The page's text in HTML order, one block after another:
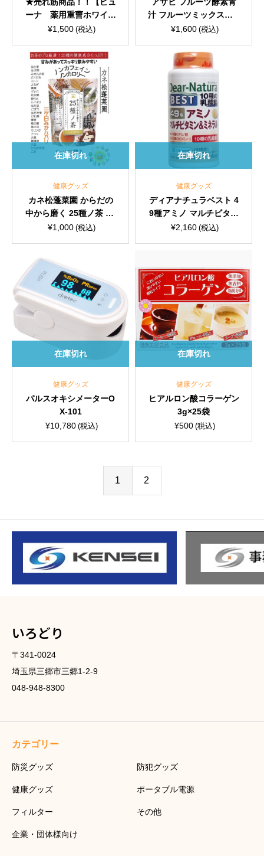
ーナ 薬用重曹ホワイト
ニング】
¥1,500 (税込)
汁 フルーツミックス味 3
g×30袋
¥1,600 (税込)
健康グッズ
カネ松蓬菜園 からだの
中から磨く 25種ノ茶 8g
×30包
¥1,000 (税込)
在庫切れ
健康グッズ
ディアナチュラベスト 4
9種アミノ マルチビタミ
ン＆ミネラル 50日分 20
¥2,160 (税込)
在庫切れ
健康グッズ
パルスオキシメーターO
X-101
¥10,780 (税込)
在庫切れ
健康グッズ
ヒアルロン酸コラーゲン
3g×25袋
¥500 (税込)
在庫切れ
1 2
いろどり
〒341-0024
埼玉県三郷市三郷1-2-9
048-948-8300
カテゴリー
防災グッズ 防犯グッズ
健康グッズ ポータブル電源
フィルター その他
企業・団体様向け